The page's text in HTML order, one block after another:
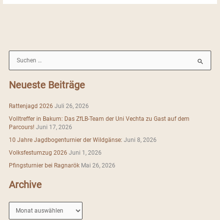
h
n
:
Neueste Beiträge
Rattenjagd 2026 Juli 26, 2026
Volltreffer in Bakum: Das ZfLB-Team der Uni Vechta zu Gast auf dem
Parcours! Juni 17, 2026
10 Jahre Jagdbogenturnier der Wildgänse: Juni 8, 2026
Volksfestumzug 2026 Juni 1, 2026
Pfingsturnier bei Ragnarök Mai 26, 2026
Archive
r